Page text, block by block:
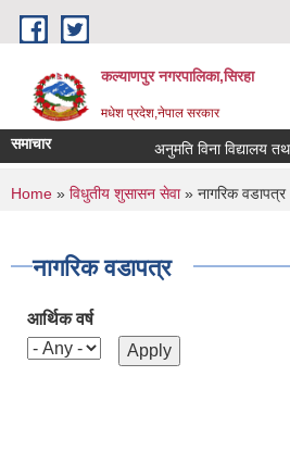
Skip to main content
कल्याणपुर नगरपालिका,सिरहा
मधेश प्रदेश,नेपाल सरकार
समाचार अनुमति विना विद्यालय तथा
You are here
Home » विधुतीय शुसासन सेवा» नागरिक वडापत्र
नागरिक वडापत्र
आर्थिक वर्ष